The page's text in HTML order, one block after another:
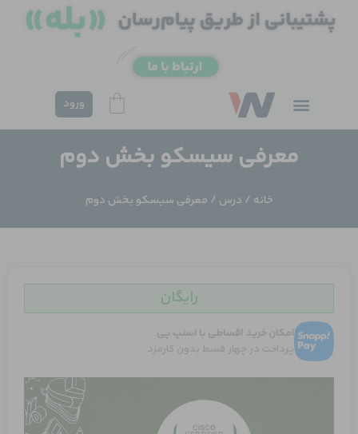
ورود
معرفی سیسکو بخش دوم
خانه / درس / معرفی سیسکو بخش دوم
رایگان
امکان خرید اقساطی با اسنپ پی
پرداخت در چهار قسط بدون کارمزد